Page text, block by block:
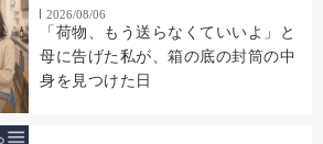
2026/08/06
「荷物、もう送らなくていいよ」と
母に告げた私が、箱の底の封筒の中
身を見つけた日